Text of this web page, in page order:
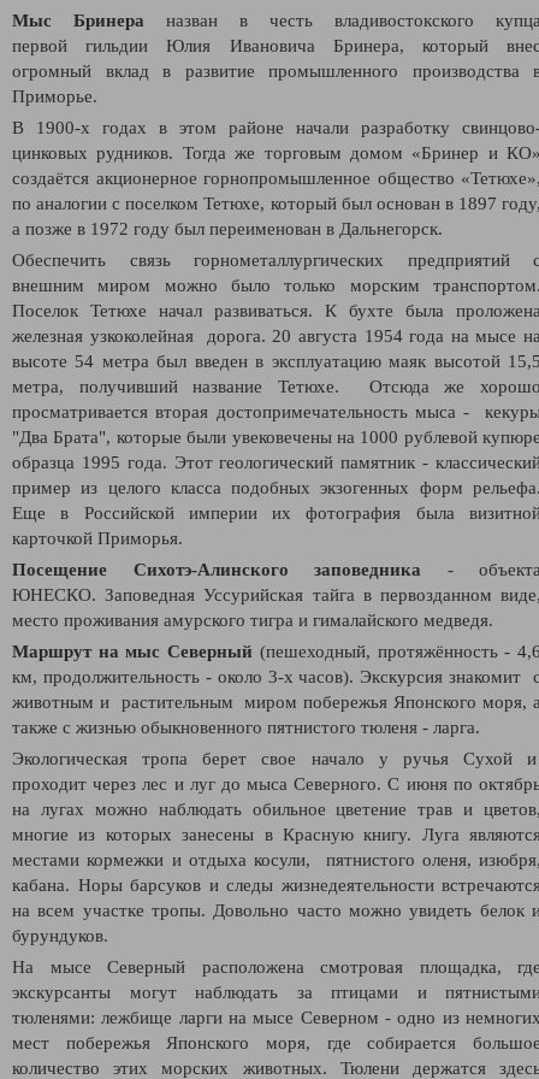
Мыс Бринера назван в честь владивостокского
первой гильдии Юлия Ивановича Бринера, который
огромный вклад в развитие промышленного производства
Приморье.
В 1900-х годах в этом районе начали разработку
цинковых рудников. Тогда же торговым домом «Бринер и
создаётся акционерное горнопромышленное общество
по аналогии с поселком Тетюхе, который был основан в 1897
а позже в 1972 году был переименован в Дальнегорск.
Обеспечить связь горнометаллургических предприятий
внешним миром можно было только морским
Поселок Тетюхе начал развиваться. К бухте была
железная узкоколейная дорога. 20 августа 1954 года на мысе
высоте 54 метра был введен в эксплуатацию маяк высотой
метра, получивший название Тетюхе. Отсюда же
просматривается вторая достопримечательность мыса -
"Два Брата", которые были увековечены на 1000 рублевой
образца 1995 года. Этот геологический памятник -
пример из целого класса подобных экзогенных форм
Еще в Российской империи их фотография была
карточкой Приморья.
Посещение Сихотэ-Алинского заповедника -
ЮНЕСКО. Заповедная Уссурийская тайга в первозданном
место проживания амурского тигра и гималайского медведя.
Маршрут на мыс Северный (пешеходный, протяжённость -
км, продолжительность - около 3-х часов). Экскурсия знакомит
животным и растительным миром побережья Японского моря,
также с жизнью обыкновенного пятнистого тюленя - ларга.
Экологическая тропа берет свое начало у ручья Сухой
проходит через лес и луг до мыса Северного. С июня по
на лугах можно наблюдать обильное цветение трав и
многие из которых занесены в Красную книгу. Луга
местами кормежки и отдыха косули, пятнистого оленя,
кабана. Норы барсуков и следы жизнедеятельности
на всем участке тропы. Довольно часто можно увидеть белок
бурундуков.
На мысе Северный расположена смотровая площадка,
экскурсанты могут наблюдать за птицами и
тюленями: лежбище ларги на мысе Северном - одно из
мест побережья Японского моря, где собирается
количество этих морских животных. Тюлени держатся